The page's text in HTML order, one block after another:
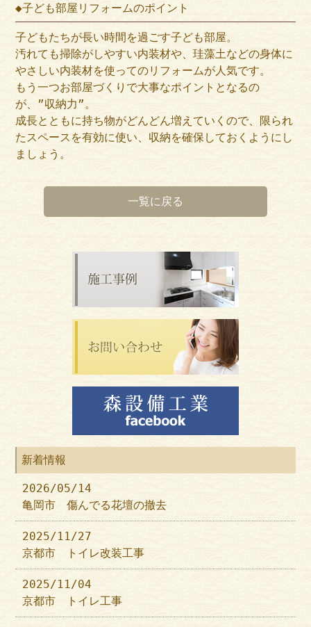
◆子ども部屋リフォームのポイント
子どもたちが長い時間を過ごす子ども部屋。
汚れても掃除がしやすい内装材や、珪藻土などの身体に
やさしい内装材を使ってのリフォームが人気です。
もう一つお部屋づくりで大事なポイントとなるの
が、”収納力”。
成長とともに持ち物がどんどん増えていくので、限られ
たスペースを有効に使い、収納を確保しておくようにし
ましょう。
一覧に戻る
新着情報
2026/05/14
亀岡市 傷んでる花壇の撤去
2025/11/27
京都市 トイレ改装工事
2025/11/04
京都市 トイレ工事